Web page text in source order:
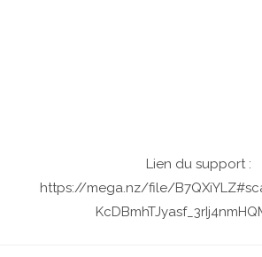
Lien du support :
https://mega.nz/file/